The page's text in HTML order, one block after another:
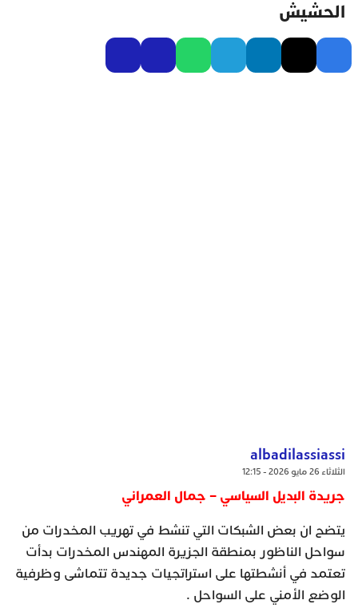
الحشيش
albadilassiassi
الثلاثاء 26 مايو 2026 - 12:15
جريدة البديل السياسي – جمال العمراني
يتضح ان بعض الشبكات التي تنشط في تهريب المخدرات من
سواحل الناظور بمنطقة الجزيرة المهندس المخدرات بدأت
تعتمد في أنشطتها على استراتجيات جديدة تتماشى وظرفية
الوضع الأمني على السواحل .